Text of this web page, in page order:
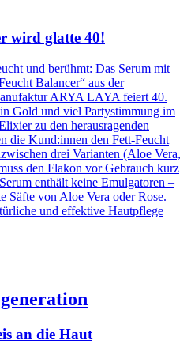
wird glatte 40!
und berühmt: Das Serum mit
Balancer“ aus der
ARYA LAYA feiert 40.
Gold und viel Partystimmung im
zu den herausragenden
die Kund:innen den Fett-Feucht
drei Varianten (Aloe Vera,
den Flakon vor Gebrauch kurz
enthält keine Emulgatoren –
Säfte von Aloe Vera oder Rose.
und effektive Hautpflege
an die Haut